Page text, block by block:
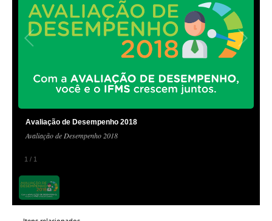
1 / 1
Avaliação de Desempenho 2018
Avaliação de Desempenho 2018